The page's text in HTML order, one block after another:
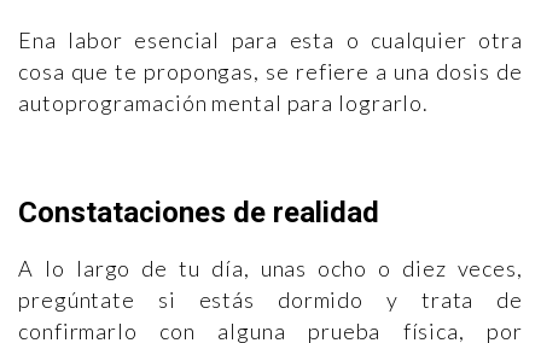
Ena labor esencial para esta o cualquier otra
cosa que te propongas, se refiere a una dosis de
autoprogramación mental para lograrlo.
Constataciones de realidad
A lo largo de tu día, unas ocho o diez veces,
pregúntate si estás dormido y trata de
confirmarlo con alguna prueba física, por